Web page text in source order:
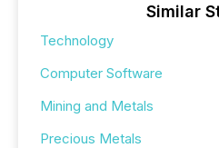
Similar
Technology
Computer Software
Mining and Metals
Precious Metals